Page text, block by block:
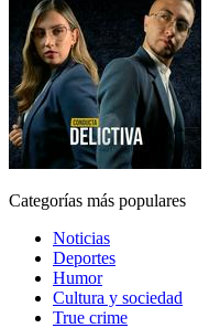
Categorías más populares
Noticias
Deportes
Humor
Cultura y sociedad
True crime